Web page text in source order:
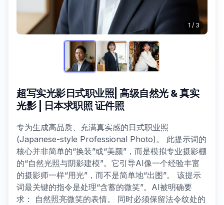
1 / 3
超写实光影日式职业照| 高级自然光 & 真实
光影 | 日本求职照 证件照
专为生成高品质、充满真实感的日式职业照
(Japanese-style Professional Photo)。 此提示词的
核心并非简单的“换装”或“美颜”，而是模拟专业摄影棚
的“自然光照与阴影建模”。它引导AI像一个经验丰富
的摄影师一样“用光”，而不是简单地“出图”。 该提示
词最关键的指令是处理“含蓄的微笑”。AI被明确要
求： 自然照亮微笑的表情。 同时必须保留法令纹处的